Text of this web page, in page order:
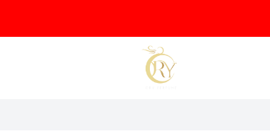
متجر عينات عطور أوري